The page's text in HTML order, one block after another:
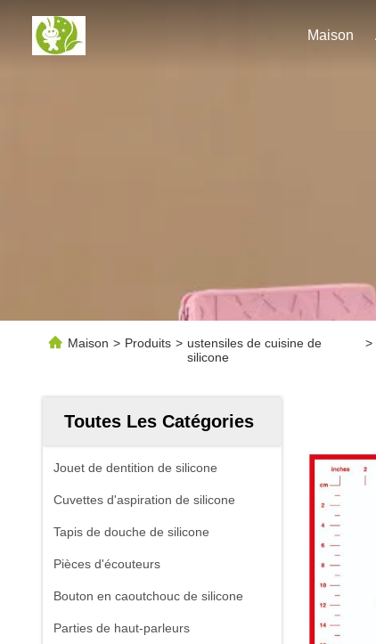
Maison
Maison > Produits > ustensiles de cuisine de
silicone
>
Toutes Les Catégories
Jouet de dentition de silicone
Cuvettes d'aspiration de silicone
Tapis de douche de silicone
Pièces d'écouteurs
Bouton en caoutchouc de silicone
Parties de haut-parleurs